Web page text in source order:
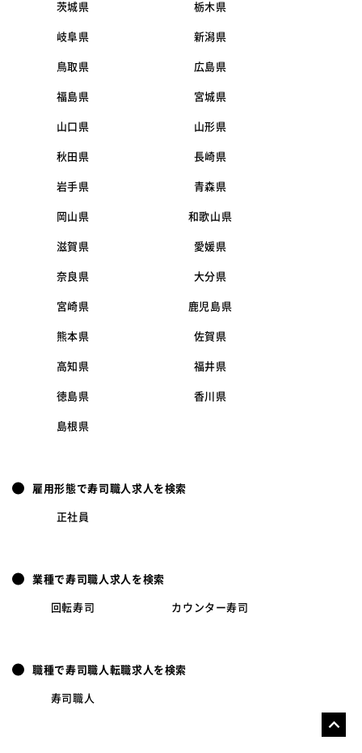
茨城県 栃木県
岐阜県 新潟県
鳥取県 広島県
福島県 宮城県
山口県 山形県
秋田県 長崎県
岩手県 青森県
岡山県 和歌山県
滋賀県 愛媛県
奈良県 大分県
宮崎県 鹿児島県
熊本県 佐賀県
高知県 福井県
徳島県 香川県
島根県
雇用形態で寿司職人求人を検索
正社員
業種で寿司職人求人を検索
回転寿司 カウンター寿司
職種で寿司職人転職求人を検索
寿司職人